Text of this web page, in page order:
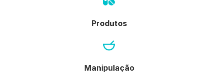
Produtos
Manipulação